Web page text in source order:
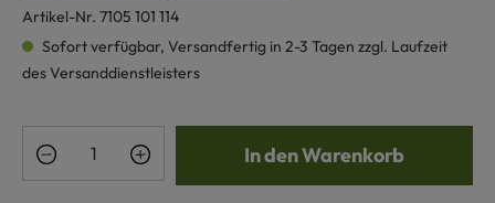
Artikel-Nr. 7105 101 114
Sofort verfügbar, Versandfertig in 2-3 Tagen zzgl. Laufzeit
des Versanddienstleisters
Produkt Anzahl: Gib den gewünschten
In den Warenkorb